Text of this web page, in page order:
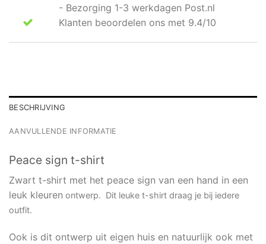
- Bezorging 1-3 werkdagen Post.nl
Klanten beoordelen ons met 9.4/10
BESCHRIJVING
AANVULLENDE INFORMATIE
Peace sign t-shirt
Zwart t-shirt met het peace sign van een hand in een
leuk kleuren ontwerp. Dit leuke t-shirt draag je bij iedere
outfit.
Ook is dit ontwerp uit eigen huis en natuurlijk ook met